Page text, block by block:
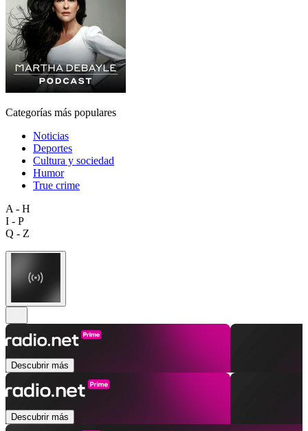
Categorías más populares
Noticias
Deportes
Cultura y sociedad
Humor
True crime
A - H
I - P
Q - Z
Descubrir más
Descubrir más